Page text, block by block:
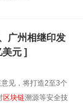
广州相继印发
元 ]
见，将打造2至3个
区块链溯源等安全技